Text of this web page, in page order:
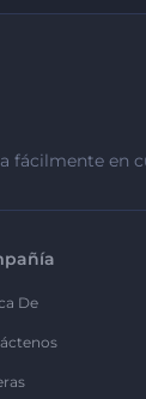
fácilmente en
De